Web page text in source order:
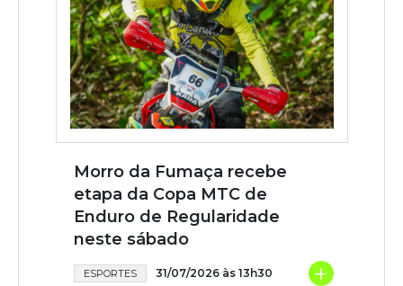
Morro da Fumaça recebe
etapa da Copa MTC de
Enduro de Regularidade
neste sábado
ESPORTES 31/07/2026 às 13h30 +